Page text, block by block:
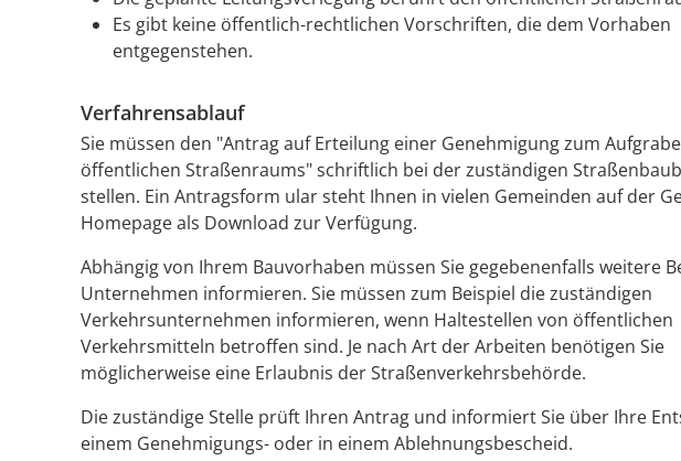
Es gibt keine öffentlich-rechtlichen Vorschriften, die dem Vorhaben
entgegenstehen.
Verfahrensablauf
Sie müssen den "Antrag auf Erteilung einer Genehmigung zum
öffentlichen Straßenraums" schriftlich bei der zuständigen
stellen. Ein Antragsform ular steht Ihnen in vielen Gemeinden auf der G
Homepage als Download zur Verfügung.
Abhängig von Ihrem Bauvorhaben müssen Sie gegebenenfalls weitere
Unternehmen informieren. Sie müssen zum Beispiel die zuständigen
Verkehrsunternehmen informieren, wenn Haltestellen von öffentlichen
Verkehrsmitteln betroffen sind. Je nach Art der Arbeiten benötigen Sie
möglicherweise eine Erlaubnis der Straßenverkehrsbehörde.
Die zuständige Stelle prüft Ihren Antrag und informiert Sie über Ihre
einem Genehmigungs- oder in einem Ablehnungsbescheid.